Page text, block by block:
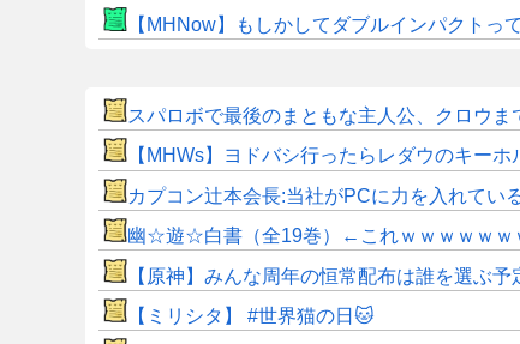
【MHNow】もしかしてダブルインパクトっ
スパロボで最後のまともな主人公、クロウま
【MHWs】ヨドバシ行ったらレダウのキー
カプコン辻本会長:当社がPCに力を入れてい
幽☆遊☆白書（全19巻）←これｗｗｗｗｗｗ
【原神】みんな周年の恒常配布は誰を選ぶ予
【ミリシタ】 #世界猫の日🐱